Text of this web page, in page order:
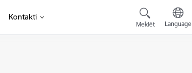
Kontakti
Meklēt Language